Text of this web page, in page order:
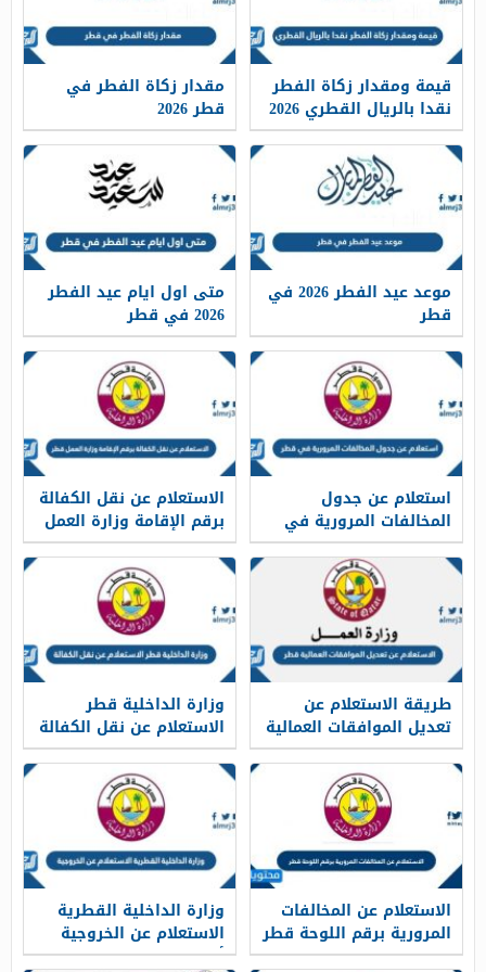
قيمة ومقدار زكاة الفطر
نقدا بالريال القطري 2026
مقدار زكاة الفطر في
قطر 2026
موعد عيد الفطر 2026 في
قطر
متى اول ايام عيد الفطر
2026 في قطر
استعلام عن جدول
المخالفات المرورية في
قطر 2026 واسعارها
الجديدة
الاستعلام عن نقل الكفالة
برقم الإقامة وزارة العمل
قطر 2026
طريقة الاستعلام عن
تعديل الموافقات العمالية
قطر 2026
وزارة الداخلية قطر
الاستعلام عن نقل الكفالة
2026
الاستعلام عن المخالفات
المرورية برقم اللوحة قطر
2026
وزارة الداخلية القطرية
الاستعلام عن الخروجية
أون لاين 2026